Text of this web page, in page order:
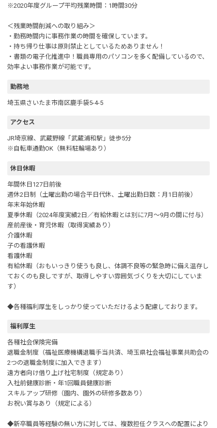
※2020年度グループ平均残業時間：1時間30分
＜残業時間削減への取り組み＞
・勤務時間内に事務作業の時間を確保しています。
・持ち帰り仕事は原則禁止としているためありません！
・書類の電子化推進中！職員専用のパソコンを多く配備しているので、
効率よい事務作業が可能です。
勤務地
埼玉県さいたま市南区鹿手袋5-4-5
アクセス
JR埼京線、武蔵野線「武蔵浦和駅」徒歩5分
※自転車通勤OK（無料駐輪場あり）
休日休暇
年間休日127日前後
週休2日制（土曜出勤の場合平日代休、土曜出勤日数：月1日前後）
年末年始休暇
夏季休暇（2024年度実績2日／有給休暇とは別に7月～9月の間に付与）
産前産後・育児休暇（取得実績あり）
介護休暇
子の看護休暇
看護休暇
有給休暇（おもいっきり使うも良し、体調不良等の緊急時に備え温存し
ておくのも良しですが、取得しやすい雰囲気づくりを大切にしていま
す）
◆各種福利厚生をしっかり使っていただけるよう配慮しております。
福利厚生
各種社会保険完備
退職金制度（福祉医療機構退職手当共済、埼玉県社会福祉事業共助会の
2つの退職金制度に加入できます）
遠方者向け借り上げ社宅制度（規定あり）
入社前健康診断・年1回職員健康診断
スキルアップ研修（園内、園外の研修多数あり）
お祝い賞与あり（規定による）
◆新卒職員等経験の無い方に対しては、複数担任クラスへの配置により